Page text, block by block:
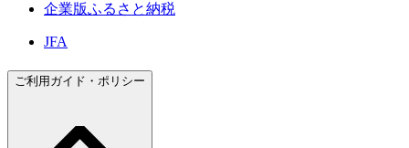
企業版ふるさと納税
JFA
ご利用ガイド・ポリシー